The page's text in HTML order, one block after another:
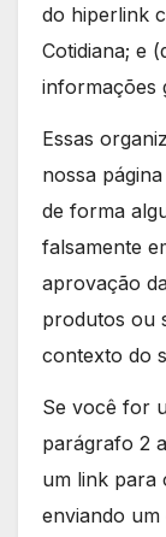
do hiperlink
Cotidiana; e
informações
Essas
nossa
de forma
falsamente
aprovação
produtos ou
contexto do
Se você for
parágrafo 2
um link para
enviando um